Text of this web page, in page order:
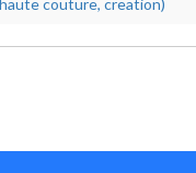
couture, creation)